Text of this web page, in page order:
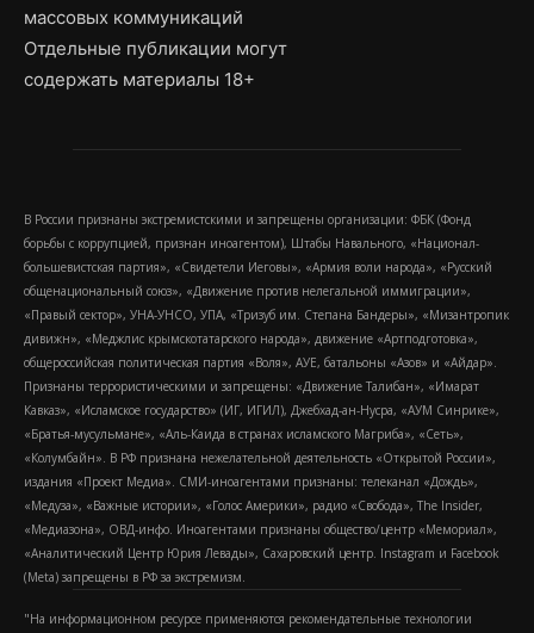
массовых коммуникаций
Отдельные публикации могут
содержать материалы 18+
В России признаны экстремистскими и запрещены организации: ФБК (Фонд
борьбы с коррупцией, признан иноагентом), Штабы Навального, «Национал-
большевистская партия», «Свидетели Иеговы», «Армия воли народа», «Русский
общенациональный союз», «Движение против нелегальной иммиграции»,
«Правый сектор», УНА-УНСО, УПА, «Тризуб им. Степана Бандеры», «Мизантропик
дивижн», «Меджлис крымскотатарского народа», движение «Артподготовка»,
общероссийская политическая партия «Воля», АУЕ, батальоны «Азов» и «Айдар».
Признаны террористическими и запрещены: «Движение Талибан», «Имарат
Кавказ», «Исламское государство» (ИГ, ИГИЛ), Джебхад-ан-Нусра, «АУМ Синрике»,
«Братья-мусульмане», «Аль-Каида в странах исламского Магриба», «Сеть»,
«Колумбайн». В РФ признана нежелательной деятельность «Открытой России»,
издания «Проект Медиа». СМИ-иноагентами признаны: телеканал «Дождь»,
«Медуза», «Важные истории», «Голос Америки», радио «Свобода», The Insider,
«Медиазона», ОВД-инфо. Иноагентами признаны общество/центр «Мемориал»,
«Аналитический Центр Юрия Левады», Сахаровский центр. Instagram и Facebook
(Metа) запрещены в РФ за экстремизм.
"На информационном ресурсе применяются рекомендательные технологии